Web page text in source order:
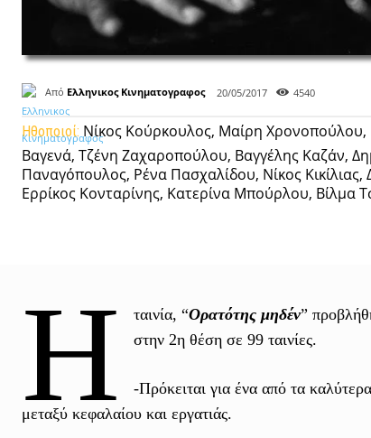
Από Ελληνικος Κινηματογραφος 20/05/2017 4540
Ηθοποιοί: Νίκος Κούρκουλος, Μαίρη
Βαγενά, Τζένη Ζαχαροπούλου, Βαγγέλης Καζάν,
Παναγόπουλος, Ρένα Πασχαλίδου, Νίκος
Ερρίκος Κονταρίνης, Κατερίνα Μπούρλου, Βίλμα
Η ταινία, “Ορατότης μηδέν”
στην 2η θέση σε 99 ταινίες.
-Πρόκειται για ένα από τα
μεταξύ κεφαλαίου και εργατιάς.